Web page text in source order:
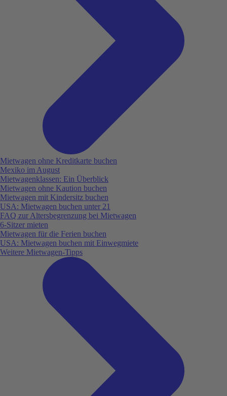
Mietwagen ohne Kreditkarte buchen
Mexiko im August
Mietwagenklassen: Ein Überblick
Mietwagen ohne Kaution buchen
Mietwagen mit Kindersitz buchen
USA: Mietwagen buchen unter 21
FAQ zur Altersbegrenzung bei Mietwagen
6-Sitzer mieten
Mietwagen für die Ferien buchen
USA: Mietwagen buchen mit Einwegmiete
Weitere Mietwagen-Tipps